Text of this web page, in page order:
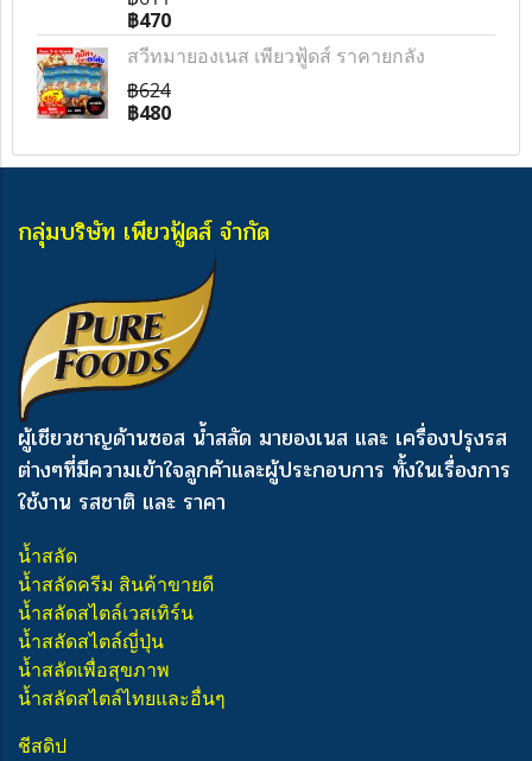
฿470
สวีทมายองเนส เพียวฟู้ดส์ ราคายกลัง
฿624
฿480
กลุ่มบริษัท เพียวฟู้ดส์ จำกัด
ผู้เชียวชาญด้านซอส น้ำสลัด มายองเนส และ เครื่องปรุงรส
ต่างๆที่มีความเข้าใจลูกค้าและผู้ประกอบการ ทั้งในเรื่องการ
ใช้งาน รสชาติ และ ราคา
น้ำสลัด
น้ำสลัดครีม สินค้าขายดี
น้ำสลัดสไตล์เวสเทิร์น
น้ำสลัดสไตล์ญี่ปุ่น
น้ำสลัดเพื่อสุขภาพ
น้ำสลัดสไตล์ไทยและอื่นๆ
ชีสดิป